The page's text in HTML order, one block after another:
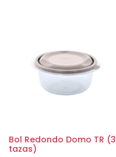
Bol Redondo Domo TR (3
tazas)